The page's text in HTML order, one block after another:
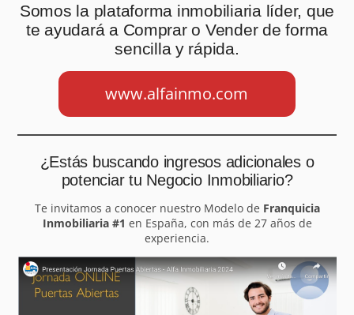
Somos la plataforma inmobiliaria líder, que
te ayudará a Comprar o Vender de forma
sencilla y rápida.
www.alfainmo.com
¿Estás buscando ingresos adicionales o
potenciar tu Negocio Inmobiliario?
Te invitamos a conocer nuestro Modelo de Franquicia
Inmobiliaria #1 en España, con más de 27 años de
experiencia.